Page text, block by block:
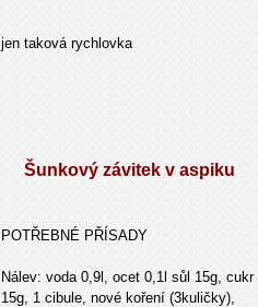
jen taková rychlovka
Šunkový závitek v aspiku
POTŘEBNÉ PŘÍSADY
Nálev: voda 0,9l, ocet 0,1l sůl 15g, cukr
15g, 1 cibule, nové koření (3kuličky),